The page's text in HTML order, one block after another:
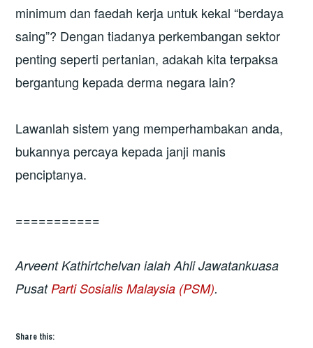
minimum dan faedah kerja untuk kekal “berdaya
saing”? Dengan tiadanya perkembangan sektor
penting seperti pertanian, adakah kita terpaksa
bergantung kepada derma negara lain?
Lawanlah sistem yang memperhambakan anda,
bukannya percaya kepada janji manis
penciptanya.
===========
Arveent Kathirtchelvan ialah Ahli Jawatankuasa
PusatParti Sosialis Malaysia (PSM).
Share this: